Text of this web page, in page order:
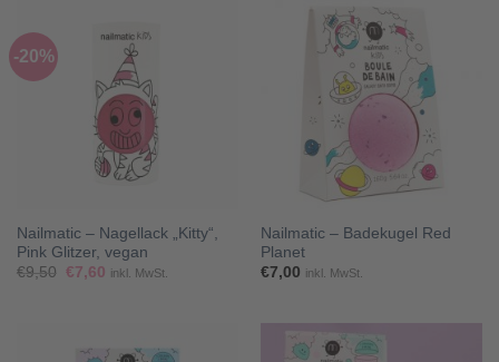
-20%
Nailmatic – Nagellack „Kitty“,
Pink Glitzer, vegan
€9,50 Ursprünglicher
€7,60Aktueller
inkl. MwSt.
Nailmatic – Badekugel Red
Planet
€7,00 inkl. MwSt.